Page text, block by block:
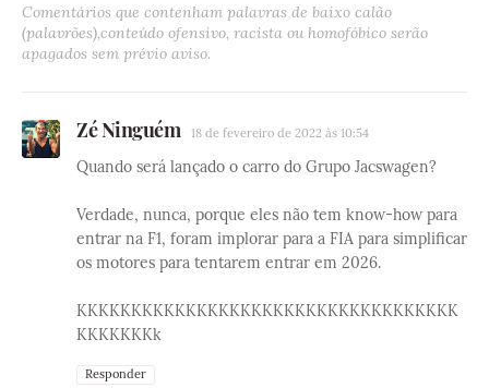
Comentários que contenham palavras de baixo calão
(palavrões),conteúdo ofensivo, racista ou homofóbico serão
apagados sem prévio aviso.
Zé Ninguém 18 de fevereiro de 2022 às 10:54
Quando será lançado o carro do Grupo Jacswagen?
Verdade, nunca, porque eles não tem know-how para
entrar na F1, foram implorar para a FIA para simplificar
os motores para tentarem entrar em 2026.
KKKKKKKKKKKKKKKKKKKKKKKKKKKKKKKKKKK
KKKKKKKk
Responder